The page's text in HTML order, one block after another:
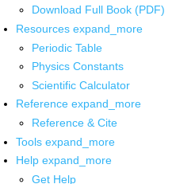
Download Full Book (PDF)
Resources expand_more
Periodic Table
Physics Constants
Scientific Calculator
Reference expand_more
Reference & Cite
Tools expand_more
Help expand_more
Get Help